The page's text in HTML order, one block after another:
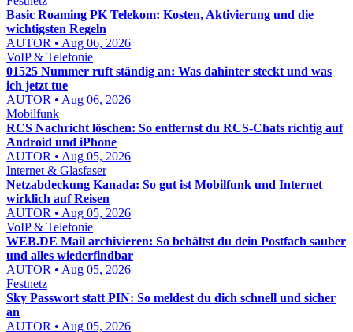
Basic Roaming PK Telekom: Kosten, Aktivierung und die
wichtigsten Regeln
AUTOR • Aug 06, 2026
VoIP & Telefonie
01525 Nummer ruft ständig an: Was dahinter steckt und was
ich jetzt tue
AUTOR • Aug 06, 2026
Mobilfunk
RCS Nachricht löschen: So entfernst du RCS-Chats richtig auf
Android und iPhone
AUTOR • Aug 05, 2026
Internet & Glasfaser
Netzabdeckung Kanada: So gut ist Mobilfunk und Internet
wirklich auf Reisen
AUTOR • Aug 05, 2026
VoIP & Telefonie
WEB.DE Mail archivieren: So behältst du dein Postfach sauber
und alles wiederfindbar
AUTOR • Aug 05, 2026
Festnetz
Sky Passwort statt PIN: So meldest du dich schnell und sicher
an
AUTOR • Aug 05, 2026